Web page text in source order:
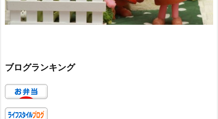
ブログランキング